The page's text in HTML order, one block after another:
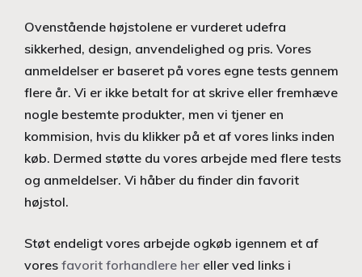
Ovenstående højstolene er vurderet udefra
sikkerhed, design, anvendelighed og pris. Vores
anmeldelser er baseret på vores egne tests gennem
flere år. Vi er ikke betalt for at skrive eller fremhæve
nogle bestemte produkter, men vi tjener en
kommision, hvis du klikker på et af vores links inden
køb. Dermed støtte du vores arbejde med flere tests
og anmeldelser. Vi håber du finder din favorit
højstol.
Støt endeligt vores arbejde ogkøb igennem et af
vores favorit forhandlere her eller ved links i